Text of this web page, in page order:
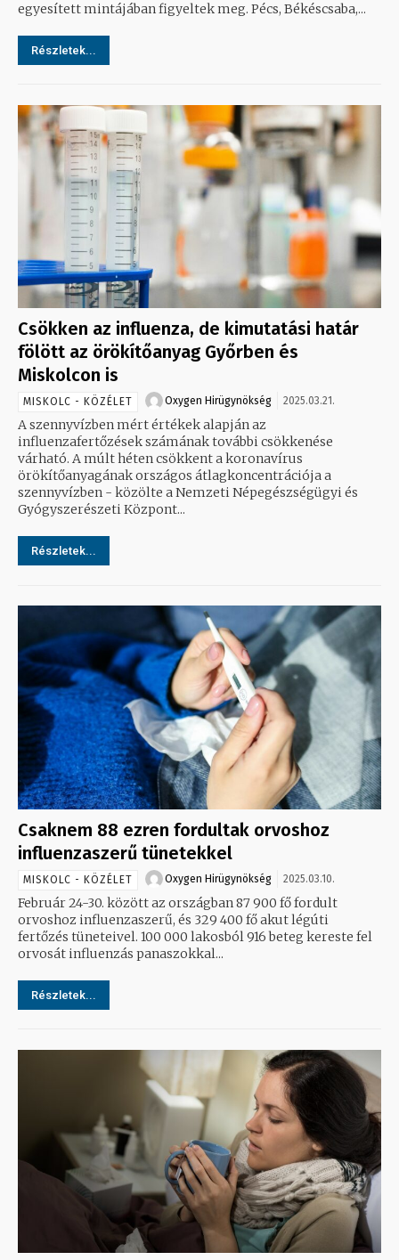
egyesített mintájában figyeltek meg. Pécs, Békéscsaba,...
Részletek...
Csökken az influenza, de kimutatási határ
fölött az örökítőanyag Győrben és
Miskolcon is
MISKOLC - KÖZÉLET Oxygen Hirügynökség 2025.03.21.
A szennyvízben mért értékek alapján az
influenzafertőzések számának további csökkenése
várható. A múlt héten csökkent a koronavírus
örökítőanyagának országos átlagkoncentrációja a
szennyvízben - közölte a Nemzeti Népegészségügyi és
Gyógyszerészeti Központ...
Részletek...
Csaknem 88 ezren fordultak orvoshoz
influenzaszerű tünetekkel
MISKOLC - KÖZÉLET Oxygen Hirügynökség 2025.03.10.
Február 24-30. között az országban 87 900 fő fordult
orvoshoz influenzaszerű, és 329 400 fő akut légúti
fertőzés tüneteivel. 100 000 lakosból 916 beteg kereste fel
orvosát influenzás panaszokkal...
Részletek...